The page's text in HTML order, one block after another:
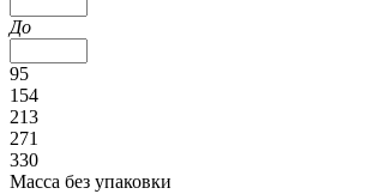
До
95
154
213
271
330
Масса без упаковки